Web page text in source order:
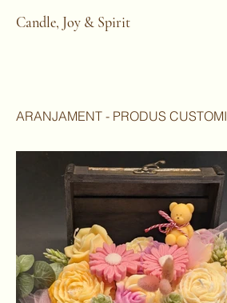
Candle, Joy & Spirit
ARANJAMENT - PRODUS